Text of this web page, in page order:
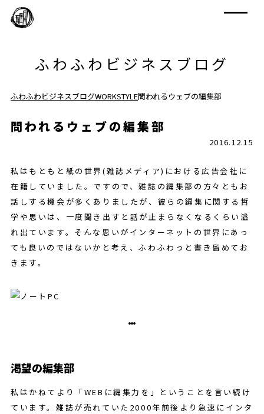
ふわふわビジネスブログ
ふわふわビジネスブログWORKSTYLE問われるウェブの編集部
問われるウェブの編集部
2016.12.15
私はもともと紙の世界(雑誌メディア)における広告会社に
在籍していました。ですので、雑誌の編集部の方々ともお
話しする機会が多くありましたが、彼らの編集に関する哲
学や思いは、一度聞き出すと話が止まらなくなるくらい溢
れ出ています。そんな思いがインターネットの世界にあっ
ても良いのではないかと考え、ふわふわっと書き留めてお
きます。
渇望の編集部
私はかねてより「WEBに編集力を」ということを言い続け
ています。雑誌が売れていた2000年前後より急速にインタ